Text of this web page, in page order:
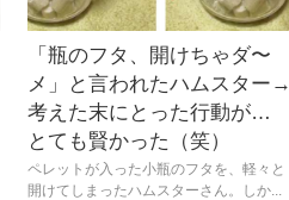
「瓶のフタ、開けちゃダ〜
メ」と言われたハムスター→
考えた末にとった行動が…
とても賢かった（笑）
ペレットが入った小瓶のフタを、軽々と
開けてしまったハムスターさん。しか...